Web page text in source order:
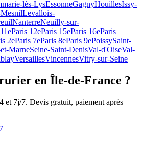
lès-LysEssonneGagnyHouillesIssy-
Levallois-
NanterreNeuilly-sur-
Paris 12eParis 15eParis 16eParis
2eParis 7eParis 8eParis 9ePoissySaint-
MarneSeine-Saint-DenisVal-d'OiseVal-
VersaillesVincennesVitry-sur-Seine
en Île-de-France ?
et 7j/7. Devis gratuit, paiement après